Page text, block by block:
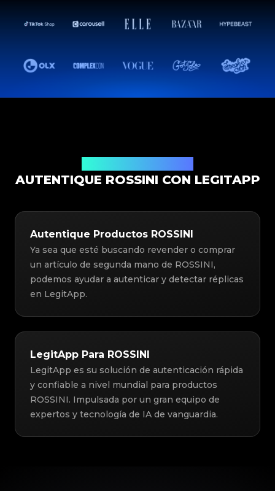
AUTENTIQUE ROSSINI CON LEGITAPP
Autentique Productos ROSSINI
Ya sea que esté buscando revender o comprar
un artículo de segunda mano de ROSSINI,
podemos ayudar a autenticar y detectar réplicas
en LegitApp.
LegitApp Para ROSSINI
LegitApp es su solución de autenticación rápida
y confiable a nivel mundial para productos
ROSSINI. Impulsada por un gran equipo de
expertos y tecnología de IA de vanguardia.